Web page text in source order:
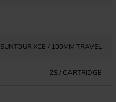
-
SUNTOUR XCE / 100MM TRAVEL
ZS / CARTRIDGE